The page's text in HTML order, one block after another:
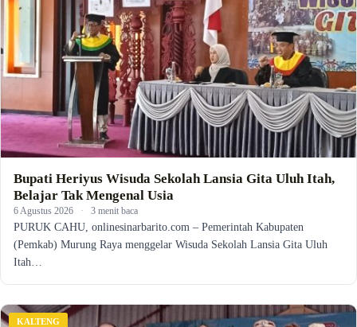
Bupati Heriyus Wisuda Sekolah Lansia Gita Uluh Itah,
Belajar Tak Mengenal Usia
6 Agustus 2026 · 3 menit baca
PURUK CAHU, onlinesinarbarito.com – Pemerintah Kabupaten
(Pemkab) Murung Raya menggelar Wisuda Sekolah Lansia Gita Uluh
Itah…
KALTENG